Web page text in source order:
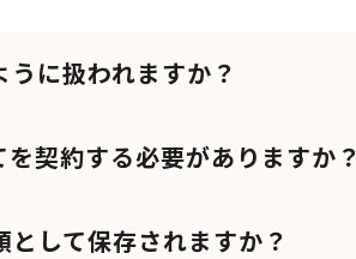
に扱われますか？
契約する必要がありますか？
して保存されますか？